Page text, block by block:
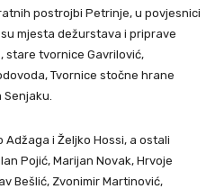
postrojbi Petrinje, u povjesnici
mjesta dežurstava i priprave
stare tvornice Gavrilović,
Tvornice stočne hrane
i Željko Hossi, a ostali
Pojić, Marijan Novak, Hrvoje
Bešlić, Zvonimir Martinović,